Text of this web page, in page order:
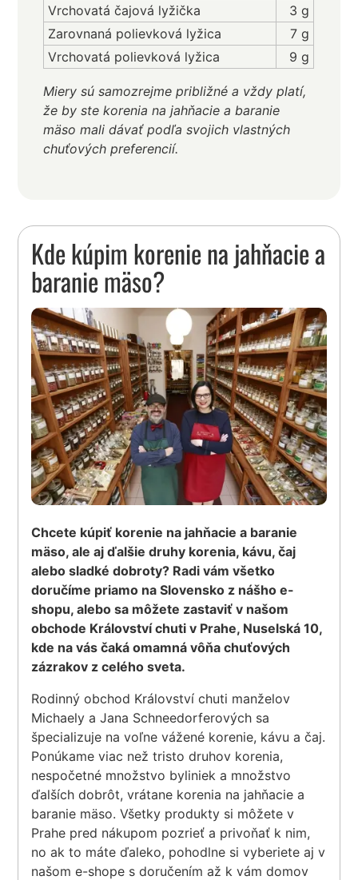
Vrchovatá čajová lyžička
3 g
Zarovnaná polievková lyžica
7 g
Vrchovatá polievková lyžica
9 g
Miery sú samozrejme približné a vždy platí,
že by ste korenia na jahňacie a baranie
mäso mali dávať podľa svojich vlastných
chuťových preferencií.
Kde kúpim korenie na jahňacie a
baranie mäso?
Chcete kúpiť korenie na jahňacie a baranie
mäso, ale aj ďalšie druhy korenia, kávu, čaj
alebo sladké dobroty? Radi vám všetko
doručíme priamo na Slovensko z nášho e-
shopu, alebo sa môžete zastaviť v našom
obchode Království chuti v Prahe, Nuselská 10,
kde na vás čaká omamná vôňa chuťových
zázrakov z celého sveta.
Rodinný obchod Království chuti manželov
Michaely a Jana Schneedorferových sa
špecializuje na voľne vážené korenie, kávu a čaj.
Ponúkame viac než tristo druhov korenia,
nespočetné množstvo byliniek a množstvo
ďalších dobrôt, vrátane korenia na jahňacie a
baranie mäso. Všetky produkty si môžete v
Prahe pred nákupom pozrieť a privoňať k nim,
no ak to máte ďaleko, pohodlne si vyberiete aj v
našom e-shope s doručením až k vám domov